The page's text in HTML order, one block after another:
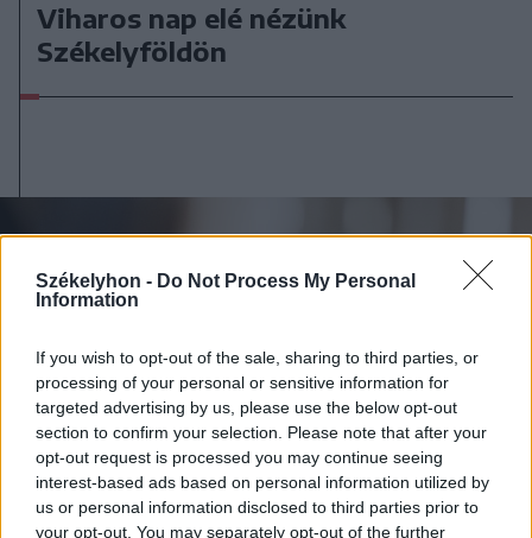
Székelyhon - Do Not Process My Personal
Information
If you wish to opt-out of the sale, sharing to third parties, or
processing of your personal or sensitive information for
targeted advertising by us, please use the below opt-out
section to confirm your selection. Please note that after your
opt-out request is processed you may continue seeing
interest-based ads based on personal information utilized by
us or personal information disclosed to third parties prior to
your opt-out. You may separately opt-out of the further
Viharos nap elé nézünk
Székelyföldön